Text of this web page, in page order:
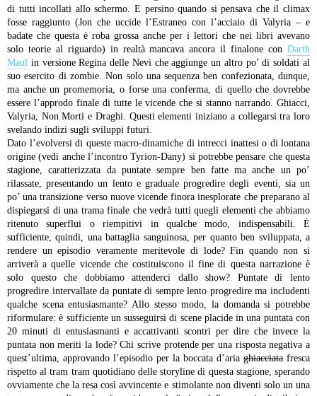
di tutti incollati allo schermo. E persino quando si pensava che il climax
fosse raggiunto (Jon che uccide l’Estraneo con l’acciaio di Valyria – e
badate che questa è roba grossa anche per i lettori che nei libri avevano
solo teorie al riguardo) in realtà mancava ancora il finalone con Darth
Maul in versione Regina delle Nevi che aggiunge un altro po’ di soldati al
suo esercito di zombie. Non solo una sequenza ben confezionata, dunque,
ma anche un promemoria, o forse una conferma, di quello che dovrebbe
essere l’approdo finale di tutte le vicende che si stanno narrando. Ghiacci,
Valyria, Non Morti e Draghi. Questi elementi iniziano a collegarsi tra loro
svelando indizi sugli sviluppi futuri.
Dato l’evolversi di queste macro-dinamiche di intrecci inattesi o di lontana
origine (vedi anche l’incontro Tyrion-Dany) si potrebbe pensare che questa
stagione, caratterizzata da puntate sempre ben fatte ma anche un po’
rilassate, presentando un lento e graduale progredire degli eventi, sia un
po’ una transizione verso nuove vicende finora inesplorate che preparano al
dispiegarsi di una trama finale che vedrà tutti quegli elementi che abbiamo
ritenuto superflui o riempitivi in qualche modo, indispensabili.
È
sufficiente, quindi, una battaglia sanguinosa, per quanto ben sviluppata, a
rendere un episodio veramente meritevole di lode? Fin quando non si
arriverà a quelle vicende che costituiscono il fine di questa narrazione è
solo questo che dobbiamo attenderci dallo show? Puntate di lento
progredire intervallate da puntate di sempre lento progredire ma includenti
qualche scena entusiasmante? Allo stesso modo, la domanda si potrebbe
riformulare: è sufficiente un susseguirsi di scene placide in una puntata con
20 minuti di entusiasmanti e accattivanti scontri per dire che invece la
puntata non meriti la lode?Chi scrive protende per una risposta negativa a
quest’ultima, approvando l’episodio per la boccata d’aria ghiacciata fresca
rispetto al tram tram quotidiano delle storyline di questa stagione, sperando
ovviamente che la resa così avvincente e stimolante non diventi solo un una